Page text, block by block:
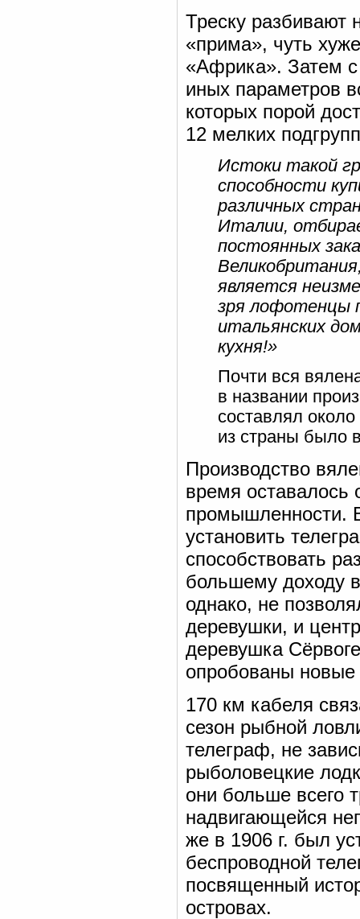
Треску разбивают
«прима», чуть
«Африка». Затем
иных параметров
которых порой
12 мелких
Истоки такой
способности
различных
Италии,
постоянных
является
зря лофотенцы
итальянских
кухня!»
Почти вся
в названии
составлял
из страны было
Производство
время оставалось
промышленности.
установить
способствовать
большему доходу
однако, не
деревушки, и
деревушка
опробованы новые
170 км кабеля
сезон рыбной
телеграф, не
рыболовецкие
они больше всего
надвигающейся
же в 1906 г. был
беспроводной
посвященный
островах.